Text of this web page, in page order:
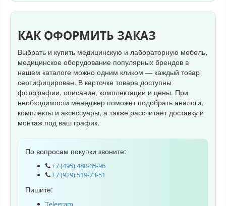
КАК ОФОРМИТЬ ЗАКАЗ
Выбрать и купить медицинскую и лабораторную мебель,
медицинское оборудование популярных брендов в
нашем каталоге можно одним кликом — каждый товар
сертифицирован. В карточке товара доступны
фотографии, описание, комплектации и цены. При
необходимости менеджер поможет подобрать аналоги,
комплекты и аксессуары, а также рассчитает доставку и
монтаж под ваш график.
По вопросам покупки звоните:
+7 (495) 480-05-96
+7 (929) 519-73-51
Пишите:
Telegram